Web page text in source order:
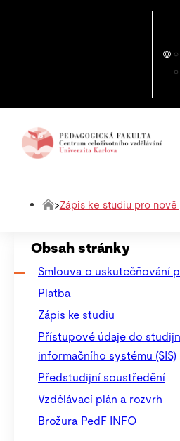
>Zápis ke studiu pro
Obsah stránky
Smlouva o uskutečňování
Platba
Zápis ke studiu
Přístupové údaje do
informačního systému (SIS)
Předstudijní soustředění
Vzdělávací plán a rozvrh
Brožura PedF INFO